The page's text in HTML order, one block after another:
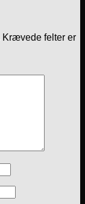
Krævede felter er